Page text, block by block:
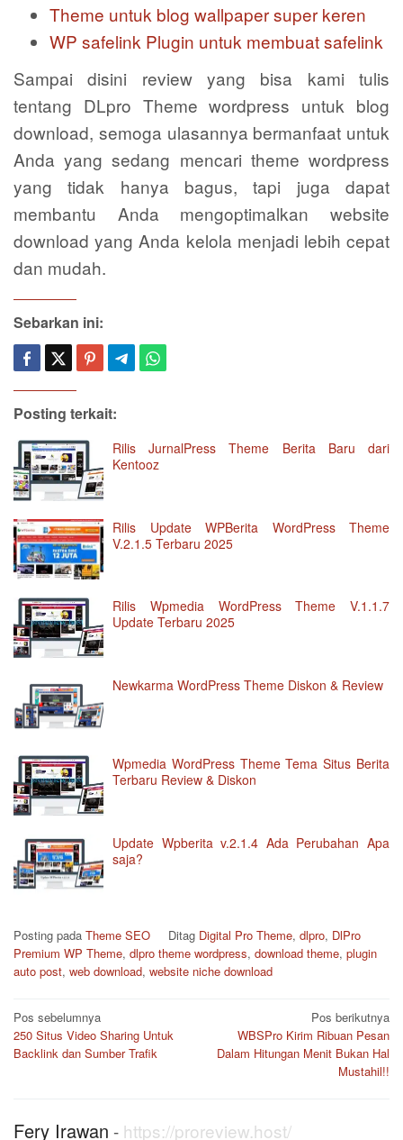
Theme untuk blog wallpaper super keren
WP safelink Plugin untuk membuat safelink
Sampai disini review yang bisa kami tulis
tentang DLpro Theme wordpress untuk blog
download, semoga ulasannya bermanfaat untuk
Anda yang sedang mencari theme wordpress
yang tidak hanya bagus, tapi juga dapat
membantu Anda mengoptimalkan website
download yang Anda kelola menjadi lebih cepat
dan mudah.
Sebarkan ini:
Posting terkait:
Rilis JurnalPress Theme Berita Baru dari
Kentooz
Rilis Update WPBerita WordPress Theme
V.2.1.5 Terbaru 2025
Rilis Wpmedia WordPress Theme V.1.1.7
Update Terbaru 2025
Newkarma WordPress Theme Diskon & Review
Wpmedia WordPress Theme Tema Situs Berita
Terbaru Review & Diskon
Update Wpberita v.2.1.4 Ada Perubahan Apa
saja?
Posting pada Theme SEO Ditag Digital Pro Theme, dlpro, DlPro
Premium WP Theme, dlpro theme wordpress, download theme, plugin
auto post, web download, website niche download
Navigasi
pos
Pos sebelumnya
250 Situs Video Sharing Untuk
Backlink dan Sumber Trafik
Pos berikutnya
WBSPro Kirim Ribuan Pesan
Dalam Hitungan Menit Bukan Hal
Mustahil!!
Fery Irawan - https://proreview.host/